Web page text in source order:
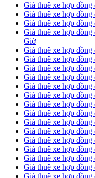
Giá thuê xe hợp
Giá thuê xe hợp
Giá thuê xe hợp
Giá thuê xe hợp
Giờ
Giá thuê xe hợp
Giá thuê xe hợp
Giá thuê xe hợp
Giá thuê xe hợp
Giá thuê xe hợp
Giá thuê xe hợp
Giá thuê xe hợp
Giá thuê xe hợp
Giá thuê xe hợp
Giá thuê xe hợp
Giá thuê xe hợp
Giá thuê xe hợp
Giá thuê xe hợp đồng
Giá thuê xe hợp
Giá thuê xe hợp đồng